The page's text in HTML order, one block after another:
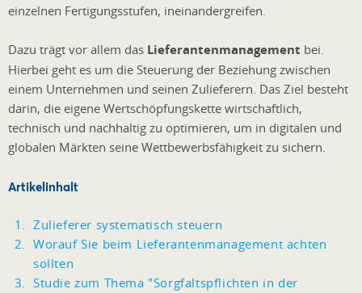
einzelnen Fertigungsstufen, ineinandergreifen.
Dazu trägt vor allem das Lieferantenmanagement bei.
Hierbei geht es um die Steuerung der Beziehung zwischen
einem Unternehmen und seinen Zulieferern. Das Ziel besteht
darin, die eigene Wertschöpfungskette wirtschaftlich,
technisch und nachhaltig zu optimieren, um in digitalen und
globalen Märkten seine Wettbewerbsfähigkeit zu sichern.
Artikelinhalt
Zulieferer systematisch steuern
Worauf Sie beim Lieferantenmanagement achten
sollten
Studie zum Thema "Sorgfaltspflichten in der